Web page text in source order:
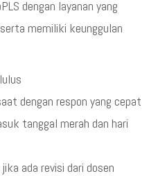
dengan layanan yang
memiliki keunggulan
dengan respon yang cepat
tanggal merah dan hari
ada revisi dari dosen